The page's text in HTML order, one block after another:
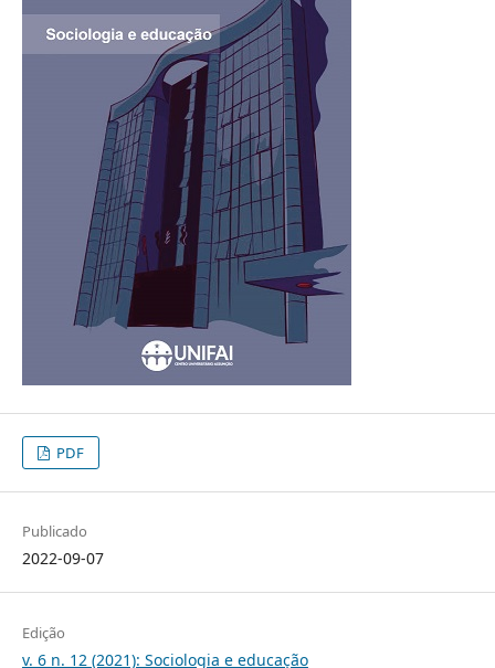
PDF
Publicado
2022-09-07
Edição
v. 6 n. 12 (2021): Sociologia e educação